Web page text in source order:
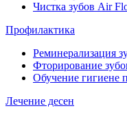
Чистка зубов Air
Профилактика
Реминерализация
Фторирование
Обучение гигиене
Лечение десен